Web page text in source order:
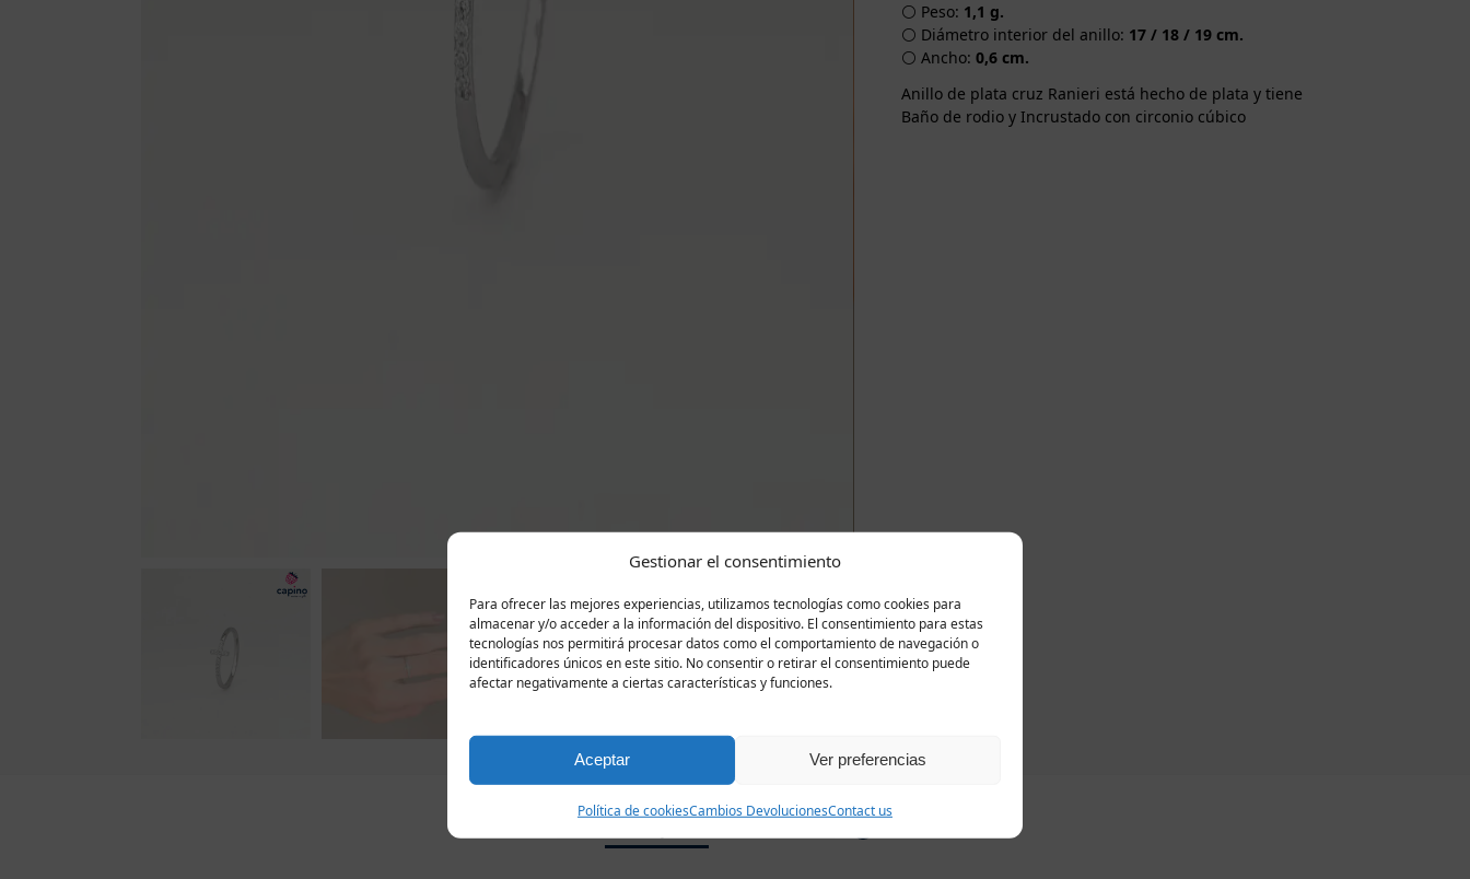
Gestionar el consentimiento
Para ofrecer las mejores experiencias, utilizamos tecnologías como cookies para
almacenar y/o acceder a la información del dispositivo. El consentimiento para estas
tecnologías nos permitirá procesar datos como el comportamiento de navegación o
identificadores únicos en este sitio. No consentir o retirar el consentimiento puede
afectar negativamente a ciertas características y funciones.
Aceptar Ver preferencias
Política de cookiesCambios DevolucionesContact us
⚪ Peso: 1,1 g.
⚪ Diámetro interior del anillo: 17 / 18 / 19 cm.
⚪ Ancho:0,6 cm.
Anillo de plata cruz Ranieri está hecho de plata y tiene
Baño de rodio y Incrustado con circonio cúbico